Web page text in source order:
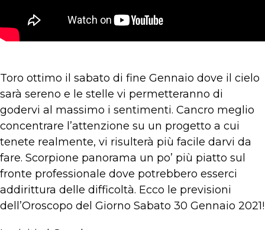
Toro ottimo il sabato di fine Gennaio dove il cielo
sarà sereno e le stelle vi permetteranno di
godervi al massimo i sentimenti. Cancro meglio
concentrare l’attenzione su un progetto a cui
tenete realmente, vi risulterà più facile darvi da
fare. Scorpione panorama un po’ più piatto sul
fronte professionale dove potrebbero esserci
addirittura delle difficoltà. Ecco le previsioni
dell’Oroscopo del Giorno Sabato 30 Gennaio 2021!